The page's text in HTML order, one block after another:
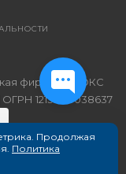
фирма ХОТОКС
1215000038637
Продолжая
Политика